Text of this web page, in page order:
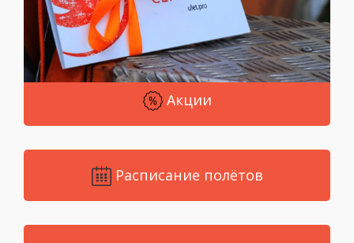
Акции
Расписание полётов